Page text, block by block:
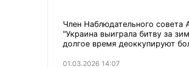
Член Наблюдательного совета
"Украина выиграла битву за
долгое время деоккупируют
01.03.2026 14:07